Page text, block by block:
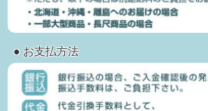
● お支払方法